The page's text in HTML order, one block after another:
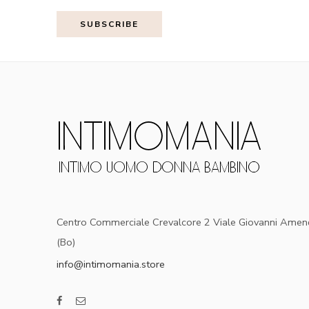
Centro Commerciale Crevalcore 2 Viale Giovanni
(Bo)
info@intimomania.store